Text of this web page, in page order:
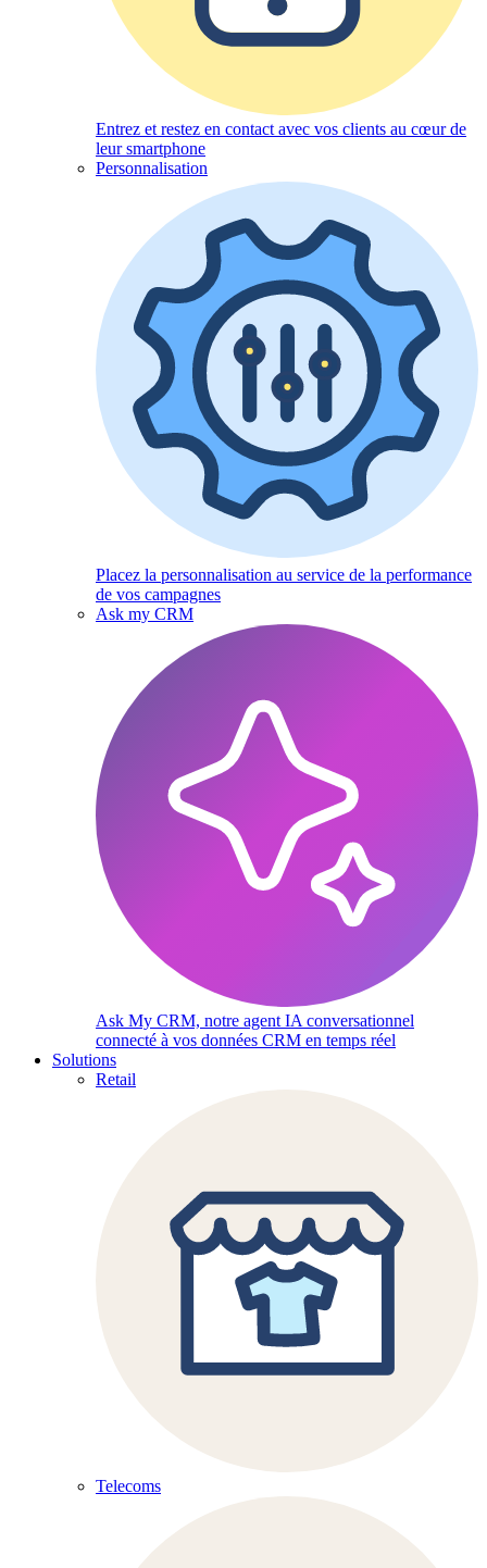
Entrez et restez en contact avec vos clients au cœur de
leur smartphone
Personnalisation
Placez la personnalisation au service de la performance
de vos campagnes
Ask my CRM
Ask My CRM, notre agent IA conversationnel
connecté à vos données CRM en temps réel
Solutions
Retail
Telecoms